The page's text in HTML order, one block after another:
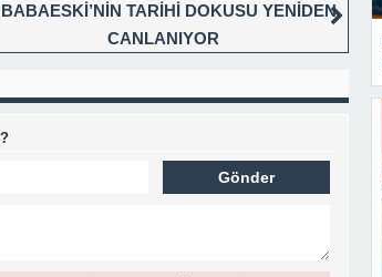
BABAESKİ’NİN TARİHİ DOKUSU YENİDEN
CANLANIYOR